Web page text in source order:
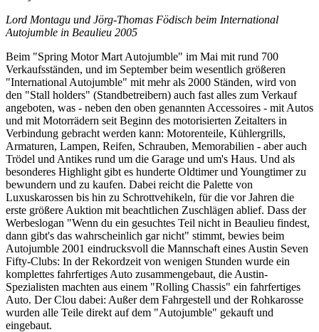
Lord Montagu und Jörg-Thomas Födisch beim International
Autojumble in Beaulieu 2005
Beim "Spring Motor Mart Autojumble" im Mai mit rund 700
Verkaufsständen, und im September beim wesentlich größeren
"International Autojumble" mit mehr als 2000 Ständen, wird von
den "Stall holders" (Standbetreibern) auch fast alles zum Verkauf
angeboten, was - neben den oben genannten Accessoires - mit Autos
und mit Motorrädern seit Beginn des motorisierten Zeitalters in
Verbindung gebracht werden kann: Motorenteile, Kühlergrills,
Armaturen, Lampen, Reifen, Schrauben, Memorabilien - aber auch
Trödel und Antikes rund um die Garage und um's Haus. Und als
besonderes Highlight gibt es hunderte Oldtimer und Youngtimer zu
bewundern und zu kaufen. Dabei reicht die Palette von
Luxuskarossen bis hin zu Schrottvehikeln, für die vor Jahren die
erste größere Auktion mit beachtlichen Zuschlägen ablief. Dass der
Werbeslogan "Wenn du ein gesuchtes Teil nicht in Beaulieu findest,
dann gibt's das wahrscheinlich gar nicht" stimmt, bewies beim
Autojumble 2001 eindrucksvoll die Mannschaft eines Austin Seven
Fifty-Clubs: In der Rekordzeit von wenigen Stunden wurde ein
komplettes fahrfertiges Auto zusammengebaut, die Austin-
Spezialisten machten aus einem "Rolling Chassis" ein fahrfertiges
Auto. Der Clou dabei: Außer dem Fahrgestell und der Rohkarosse
wurden alle Teile direkt auf dem "Autojumble" gekauft und
eingebaut.